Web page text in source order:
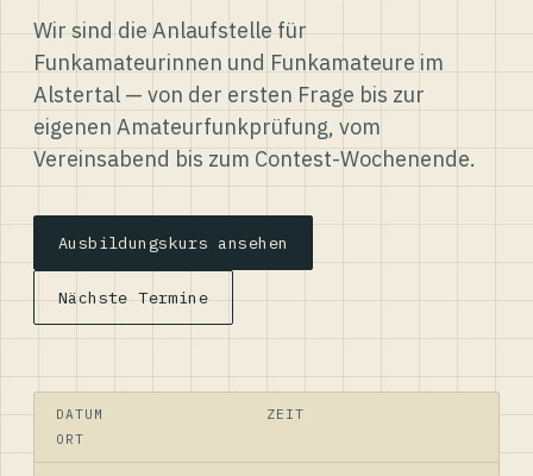
Wir sind die Anlaufstelle für
Funkamateurinnen und Funkamateure im
Alstertal — von der ersten Frage bis zur
eigenen Amateurfunkprüfung, vom
Vereinsabend bis zum Contest-Wochenende.
Ausbildungskurs ansehen
Nächste Termine
DATUM
ZEIT
ORT